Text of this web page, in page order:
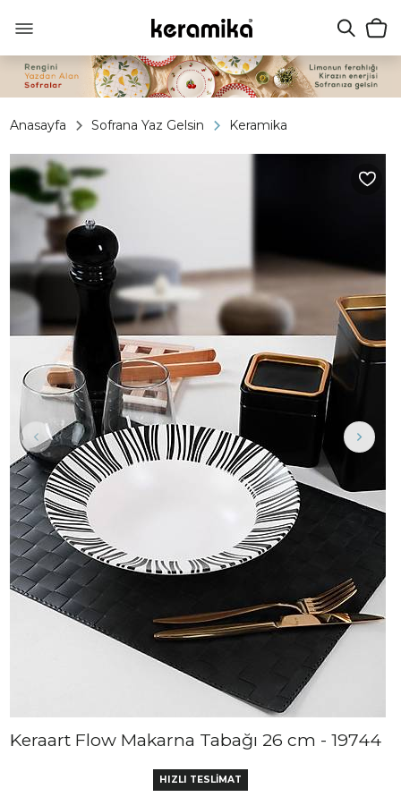
Anasayfa Sofrana Yaz Gelsin Keramika
Keraart Flow Makarna Tabağı 26 cm - 19744
HIZLI TESLİMAT